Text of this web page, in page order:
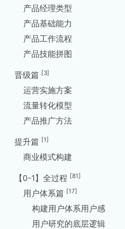
产品经理类型
产品基础能力
产品工作流程
产品技能拼图
晋级篇 [3]
运营实施方案
流量转化模型
产品推广方法
提升篇 [1]
商业模式构建
【0-1】全过程 [81]
用户体系篇 [17]
构建用户体系用户感
用户研究的底层逻辑